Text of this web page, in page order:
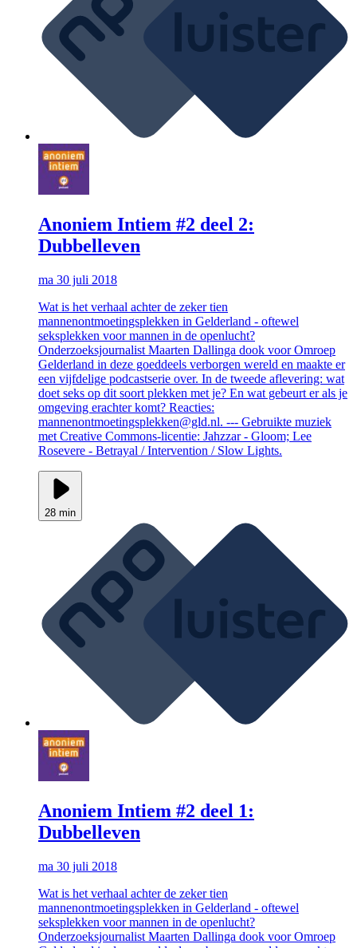
Anoniem Intiem #2 deel 2:
Dubbelleven
ma 30 juli 2018
Wat is het verhaal achter de zeker tien
mannenontmoetingsplekken in Gelderland - oftewel
seksplekken voor mannen in de openlucht?
Onderzoeksjournalist Maarten Dallinga dook voor Omroep
Gelderland in deze goeddeels verborgen wereld en maakte er
een vijfdelige podcastserie over. In de tweede aflevering: wat
doet seks op dit soort plekken met je? En wat gebeurt er als je
omgeving erachter komt? Reacties:
mannenontmoetingsplekken@gld.nl. --- Gebruikte muziek
met Creative Commons-licentie: Jahzzar - Gloom; Lee
Rosevere - Betrayal / Intervention / Slow Lights.
28 min
Anoniem Intiem #2 deel 1:
Dubbelleven
ma 30 juli 2018
Wat is het verhaal achter de zeker tien
mannenontmoetingsplekken in Gelderland - oftewel
seksplekken voor mannen in de openlucht?
Onderzoeksjournalist Maarten Dallinga dook voor Omroep